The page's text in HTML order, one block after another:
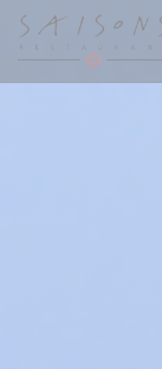
Cookie管理面板